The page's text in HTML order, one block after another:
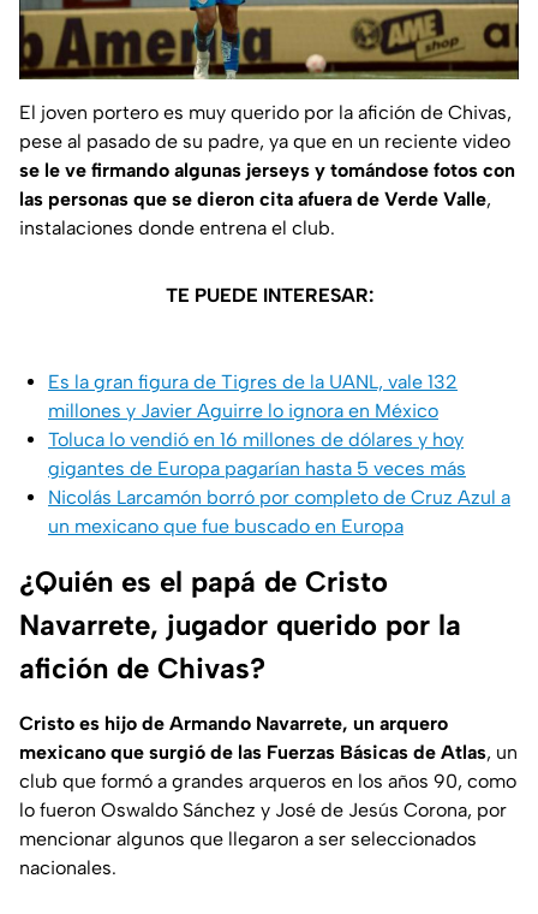
El joven portero es muy querido por la afición de Chivas,
pese al pasado de su padre, ya que en un reciente video
se le ve firmando algunas jerseys y tomándose fotos con
las personas que se dieron cita afuera de Verde Valle,
instalaciones donde entrena el club.
TE PUEDE INTERESAR:
Es la gran figura de Tigres de la UANL, vale 132
millones y Javier Aguirre lo ignora en México
Toluca lo vendió en 16 millones de dólares y hoy
gigantes de Europa pagarían hasta 5 veces más
Nicolás Larcamón borró por completo de Cruz Azul a
un mexicano que fue buscado en Europa
¿Quién es el papá de Cristo
Navarrete, jugador querido por la
afición de Chivas?
Cristo es hijo de Armando Navarrete, un arquero
mexicano que surgió de las Fuerzas Básicas de Atlas, un
club que formó a grandes arqueros en los años 90, como
lo fueron Oswaldo Sánchez y José de Jesús Corona, por
mencionar algunos que llegaron a ser seleccionados
nacionales.